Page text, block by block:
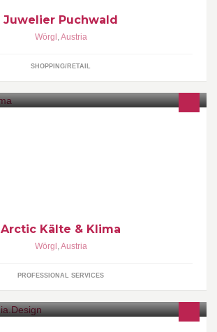
Juwelier Puchwald
Wörgl ,Austria
SHOPPING/RETAIL
Arctic Kälte & Klima
Wörgl ,Austria
PROFESSIONAL SERVICES